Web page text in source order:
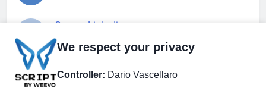
Gruppo Linkedin
Pagina Facebook
We respect your privacy
Controller: Dario Vascellaro